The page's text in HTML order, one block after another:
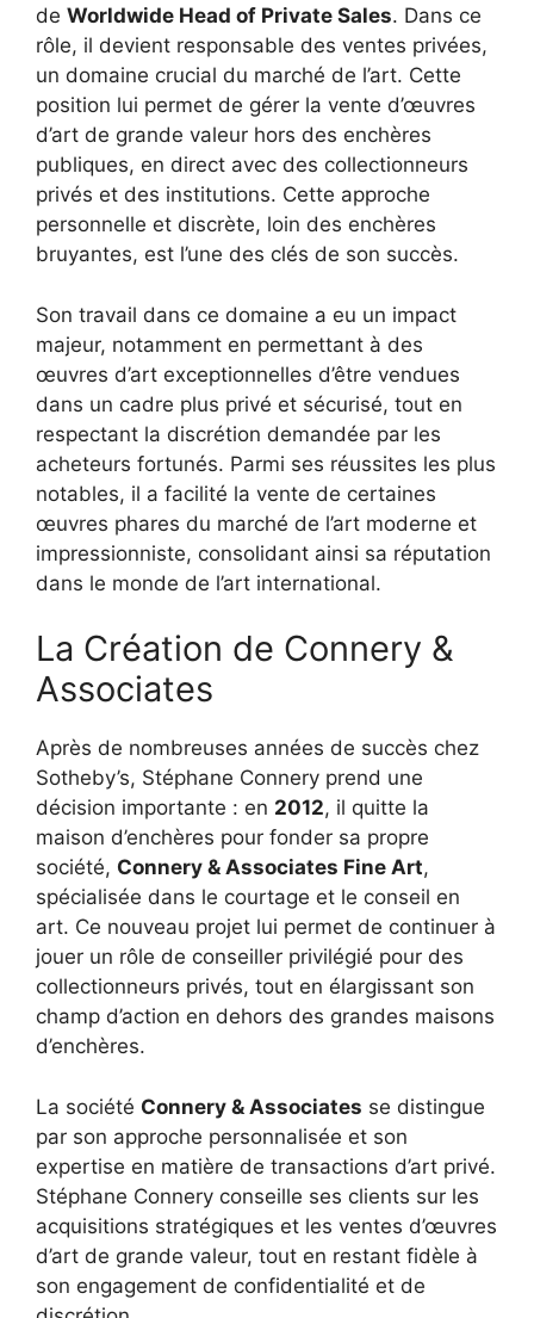
de Worldwide Head of Private Sales. Dans ce
rôle, il devient responsable des ventes privées,
un domaine crucial du marché de l’art. Cette
position lui permet de gérer la vente d’œuvres
d’art de grande valeur hors des enchères
publiques, en direct avec des collectionneurs
privés et des institutions. Cette approche
personnelle et discrète, loin des enchères
bruyantes, est l’une des clés de son succès.
Son travail dans ce domaine a eu un impact
majeur, notamment en permettant à des
œuvres d’art exceptionnelles d’être vendues
dans un cadre plus privé et sécurisé, tout en
respectant la discrétion demandée par les
acheteurs fortunés. Parmi ses réussites les plus
notables, il a facilité la vente de certaines
œuvres phares du marché de l’art moderne et
impressionniste, consolidant ainsi sa réputation
dans le monde de l’art international.
La Création de Connery &
Associates
Après de nombreuses années de succès chez
Sotheby’s, Stéphane Connery prend une
décision importante : en 2012, il quitte la
maison d’enchères pour fonder sa propre
société, Connery & Associates Fine Art,
spécialisée dans le courtage et le conseil en
art. Ce nouveau projet lui permet de continuer à
jouer un rôle de conseiller privilégié pour des
collectionneurs privés, tout en élargissant son
champ d’action en dehors des grandes maisons
d’enchères.
La société Connery & Associates se distingue
par son approche personnalisée et son
expertise en matière de transactions d’art privé.
Stéphane Connery conseille ses clients sur les
acquisitions stratégiques et les ventes d’œuvres
d’art de grande valeur, tout en restant fidèle à
son engagement de confidentialité et de